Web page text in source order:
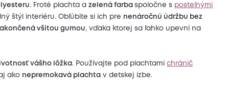
. Froté plachta azelená farbaspoločne s posteľnými
štýl interiéru. Obľúbite si ich pre nenáročnú údržbu bez
všitou gumou, vďaka ktorej sa ľahko upevní na
vášho lôžka. Používajte pod plachtamichránič
ako nepremokavá plachta v detskej izbe.